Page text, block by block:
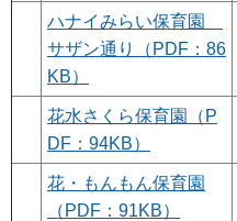
ハナイみらい保育園
サザン通り（PDF：86
KB）
花水さくら保育園（P
DF：94KB）
花・もんもん保育園
（PDF：91KB）